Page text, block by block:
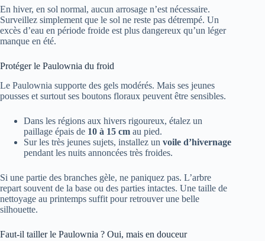
En hiver, en sol normal, aucun arrosage n’est nécessaire.
Surveillez simplement que le sol ne reste pas détrempé. Un
excès d’eau en période froide est plus dangereux qu’un léger
manque en été.
Protéger le Paulownia du froid
Le Paulownia supporte des gels modérés. Mais ses jeunes
pousses et surtout ses boutons floraux peuvent être sensibles.
Dans les régions aux hivers rigoureux, étalez un
paillage épais de 10 à 15 cm au pied.
Sur les très jeunes sujets, installez un voile d’hivernage
pendant les nuits annoncées très froides.
Si une partie des branches gèle, ne paniquez pas. L’arbre
repart souvent de la base ou des parties intactes. Une taille de
nettoyage au printemps suffit pour retrouver une belle
silhouette.
Faut-il tailler le Paulownia ? Oui, mais en douceur